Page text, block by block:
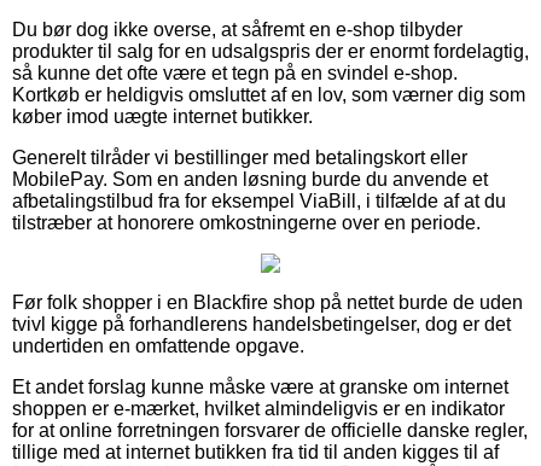
Du bør dog ikke overse, at såfremt en e-shop tilbyder
produkter til salg for en udsalgspris der er enormt fordelagtig,
så kunne det ofte være et tegn på en svindel e-shop.
Kortkøb er heldigvis omsluttet af en lov, som værner dig som
køber imod uægte internet butikker.
Generelt tilråder vi bestillinger med betalingskort eller
MobilePay. Som en anden løsning burde du anvende et
afbetalingstilbud fra for eksempel ViaBill, i tilfælde af at du
tilstræber at honorere omkostningerne over en periode.
Før folk shopper i en Blackfire shop på nettet burde de uden
tvivl kigge på forhandlerens handelsbetingelser, dog er det
undertiden en omfattende opgave.
Et andet forslag kunne måske være at granske om internet
shoppen er e-mærket, hvilket almindeligvis er en indikator
for at online forretningen forsvarer de officielle danske regler,
tillige med at internet butikken fra tid til anden kigges til af